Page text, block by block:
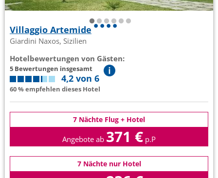
Villaggio Artemide
Giardini Naxos, Sizilien
Hotelbewertungen von Gästen:
5 Bewertungen insgesamt
4,2 von 6
60 % empfehlen dieses Hotel
7 Nächte Flug + Hotel
Angebote ab 371 € p.P
7 Nächte nur Hotel